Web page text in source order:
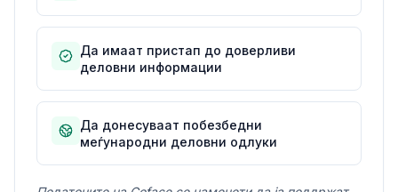
Да имаат пристап до доверливи
деловни информации
Да донесуваат побезбедни
меѓународни деловни одлуки